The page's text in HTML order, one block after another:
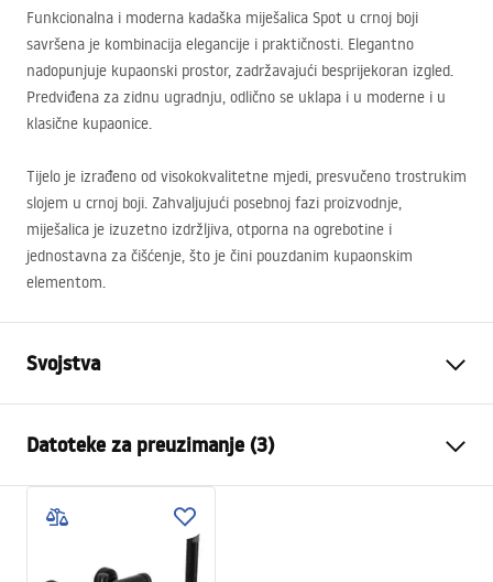
Funkcionalna i moderna kadaška miješalica Spot u crnoj boji
savršena je kombinacija elegancije i praktičnosti. Elegantno
nadopunjuje kupaonski prostor, zadržavajući besprijekoran izgled.
Predviđena za zidnu ugradnju, odlično se uklapa i u moderne i u
klasične kupaonice.
Tijelo je izrađeno od visokokvalitetne mjedi, presvučeno trostrukim
slojem u crnoj boji. Zahvaljujući posebnoj fazi proizvodnje,
miješalica je izuzetno izdržljiva, otporna na ogrebotine i
jednostavna za čišćenje, što je čini pouzdanim kupaonskim
elementom.
Svojstva
Način montaže
Zidna
Boja
Crn
Vrsta izljevne cijevi
Datoteke za preuzimanje (3)
Montažne upute